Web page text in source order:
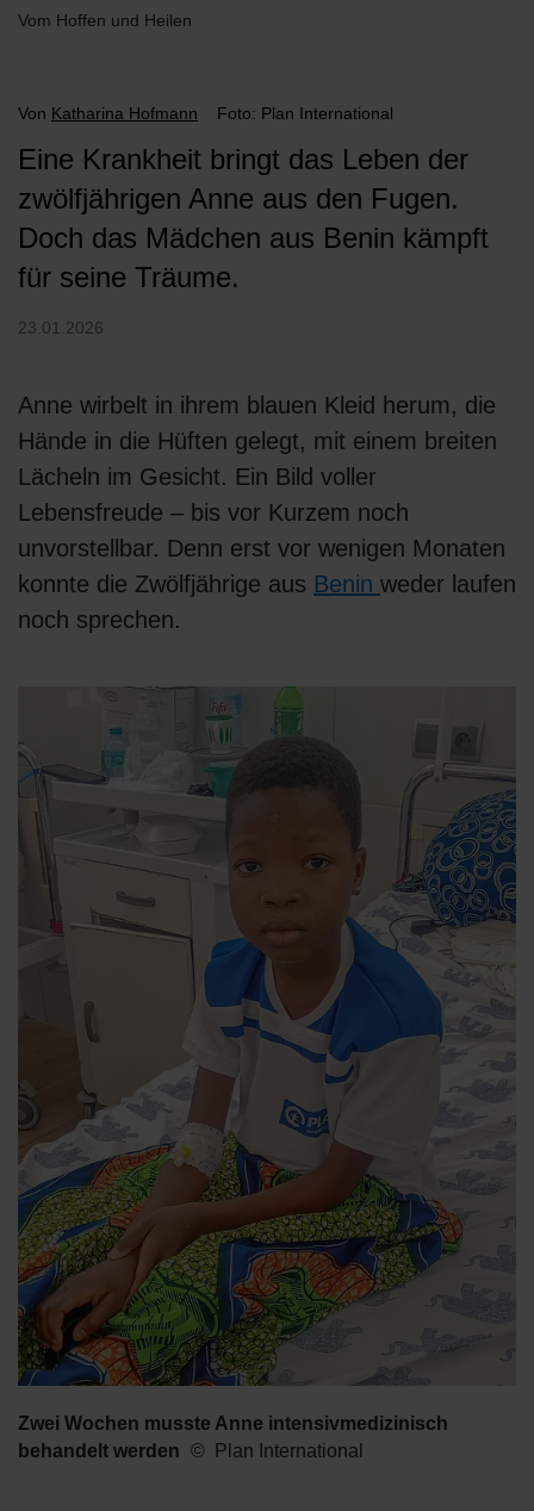
Vom Hoffen und Heilen
Von Katharina Hofmann Foto: Plan International
Eine Krankheit bringt das Leben der
zwölfjährigen Anne aus den Fugen.
Doch das Mädchen aus Benin kämpft
für seine Träume.
23.01.2026
Anne wirbelt in ihrem blauen Kleid herum, die
Hände in die Hüften gelegt, mit einem breiten
Lächeln im Gesicht. Ein Bild voller
Lebensfreude – bis vor Kurzem noch
unvorstellbar. Denn erst vor wenigen Monaten
konnte die Zwölfjährige aus Benin weder laufen
noch sprechen.
Zwei Wochen musste Anne intensivmedizinisch
behandelt werden
Plan International